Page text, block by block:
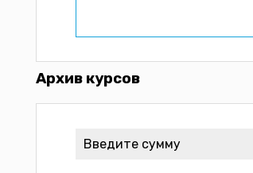
Архив курсов